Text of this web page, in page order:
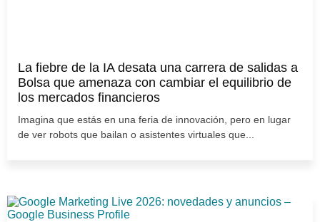
La fiebre de la IA desata una carrera de salidas a
Bolsa que amenaza con cambiar el equilibrio de
los mercados financieros
Imagina que estás en una feria de innovación, pero en lugar
de ver robots que bailan o asistentes virtuales que...